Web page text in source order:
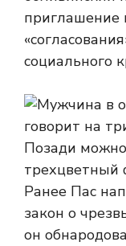
приглашение
социального
Ранее Пас
закон о
он